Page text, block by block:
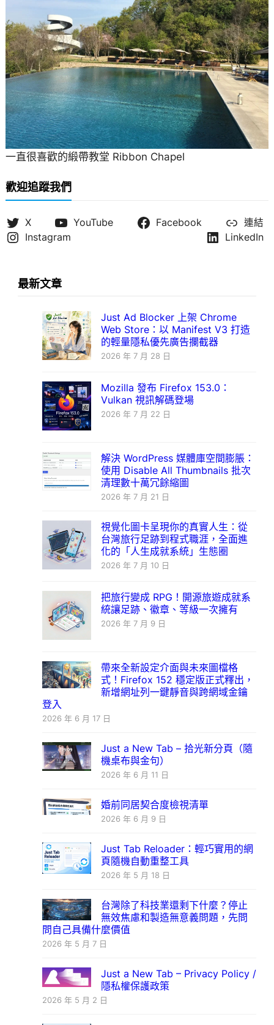
一直很喜歡的緞帶教堂 Ribbon Chapel
歡迎追蹤我們
X YouTube Facebook
連結
Instagram
LinkedIn
最新文章
Just Ad Blocker 上架 Chrome
Web Store：以 Manifest V3 打造
的輕量隱私優先廣告攔截器
2026 年 7 月 28 日
Mozilla 發布 Firefox 153.0：
Vulkan 視訊解碼登場
2026 年 7 月 22 日
解決 WordPress 媒體庫空間膨脹：
使用 Disable All Thumbnails 批次
清理數十萬冗餘縮圖
2026 年 7 月 21 日
視覺化圖卡呈現你的真實人生：從
台灣旅行足跡到程式職涯，全面進
化的「人生成就系統」生態圈
2026 年 7 月 10 日
把旅行變成 RPG！開源旅遊成就系
統讓足跡、徽章、等級一次擁有
2026 年 7 月 9 日
帶來全新設定介面與未來圖檔格
式！Firefox 152 穩定版正式釋出，
新增網址列一鍵靜音與跨網域金鑰
登入
2026 年 6 月 17 日
Just a New Tab – 拾光新分頁（隨
機桌布與金句）
2026 年 6 月 11 日
婚前同居契合度檢視清單
2026 年 6 月 9 日
Just Tab Reloader：輕巧實用的網
頁隨機自動重整工具
2026 年 5 月 18 日
台灣除了科技業還剩下什麼？停止
無效焦慮和製造無意義問題，先問
問自己具備什麼價值
2026 年 5 月 7 日
Just a New Tab – Privacy Policy /
隱私權保護政策
2026 年 5 月 2 日